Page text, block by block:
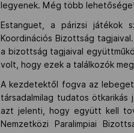
legyenek. Még több
Estanguet, a párizsi játékok
Koordinációs Bizottság
a bizottság tagjaival
volt, hogy ezek a találkozók
A kezdetektől fogva az
társadalmilag tudatos
azt jelenti, hogy együtt kell
Nemzetközi Paralimpiai